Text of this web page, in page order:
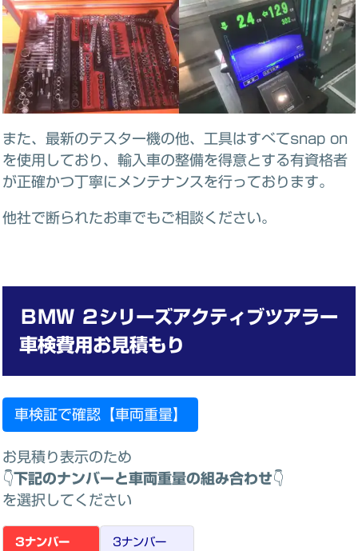
また、最新のテスター機の他、工具はすべてsnap on
を使用しており、輸入車の整備を得意とする有資格者
が正確かつ丁寧にメンテナンスを行っております。
他社で断られたお車でもご相談ください。
ＢＭＷ ２シリーズアクティブツアラー
車検費用お見積もり
車検証で確認【車両重量】
お見積り表示のため
👇下記のナンバーと車両重量の組み合わせ👇
を選択してください
3ナンバー
3ナンバー